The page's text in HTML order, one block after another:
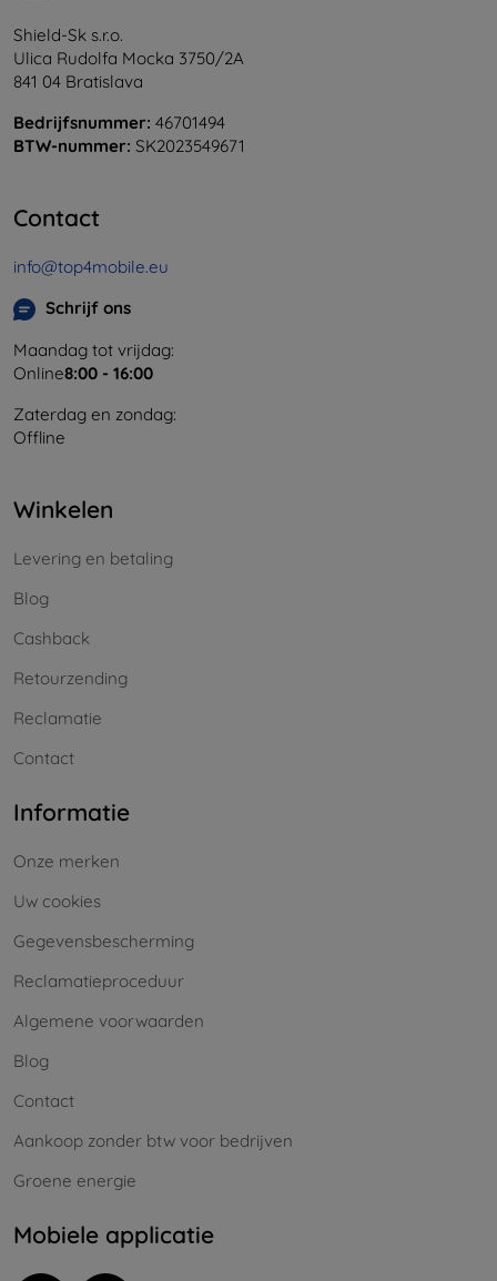
Shield-Sk s.r.o.
Ulica Rudolfa Mocka 3750/2A
841 04 Bratislava
Bedrijfsnummer: 46701494
BTW-nummer: SK2023549671
Contact
info@top4mobile.eu
Schrijf ons
Maandag tot vrijdag:
Online8:00 - 16:00
Zaterdag en zondag:
Offline
Winkelen
Levering en betaling
Blog
Cashback
Retourzending
Reclamatie
Contact
Informatie
Onze merken
Uw cookies
Gegevensbescherming
Reclamatieproceduur
Algemene voorwaarden
Blog
Contact
Aankoop zonder btw voor bedrijven
Groene energie
Mobiele applicatie